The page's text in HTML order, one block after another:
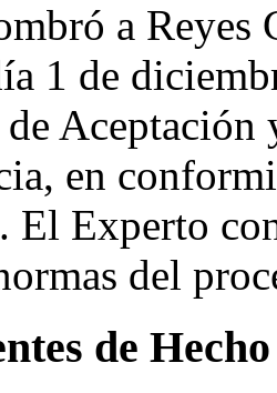
a Reyes
1 de
Aceptación
en
El Experto
del
de Hecho